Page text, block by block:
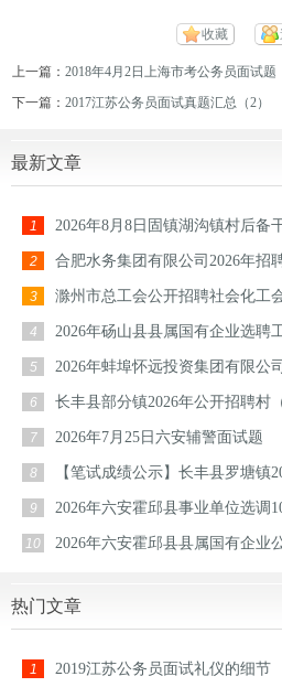
收藏
上一篇：2018年4月2日上海市考公务员面试题
下一篇：2017江苏公务员面试真题汇总（2）
最新文章
1 2026年8月8日固镇湖沟镇村后备
2 合肥水务集团有限公司2026年招
3 滁州市总工会公开招聘社会化工
4 2026年砀山县县属国有企业选聘
5 2026年蚌埠怀远投资集团有限公
6 长丰县部分镇2026年公开招聘村
7 2026年7月25日六安辅警面试题
8 【笔试成绩公示】长丰县罗塘镇
9 2026年六安霍邱县事业单位选调
10 2026年六安霍邱县县属国有企业
热门文章
1 2019江苏公务员面试礼仪的细节